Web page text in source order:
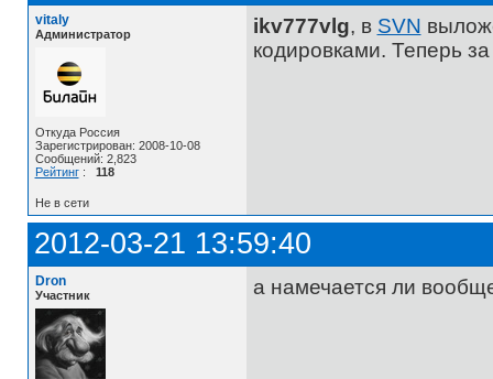
vitaly
Администратор
Откуда Россия
Зарегистрирован: 2008-10-08
Сообщений: 2,823
Рейтинг: 118
ikv777vlg, в SVN
кодировками. Теперь
Не в сети
2012-03-21 13:59:40
Dron
Участник а намечается ли